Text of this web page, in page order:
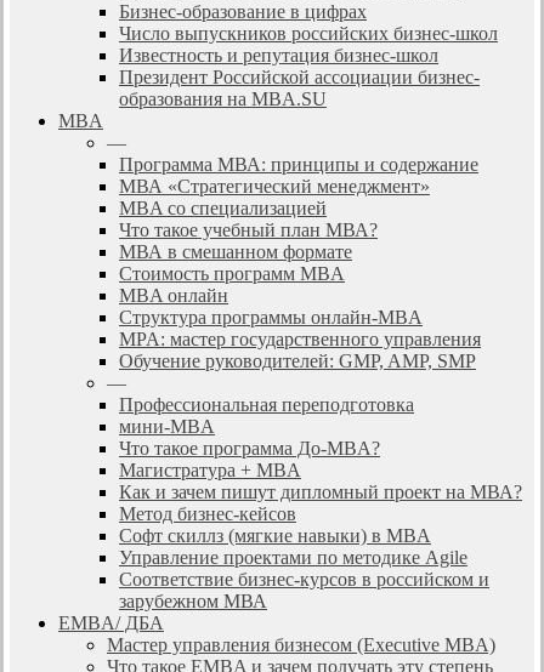
Бизнес-образование в цифрах
Число выпускников российских бизнес-школ
Известность и репутация бизнес-школ
Президент Российской ассоциации бизнес-
образования на MBA.SU
MBA
—
Программа МВА: принципы и содержание
МВА «Cтратегический менеджмент»
MBA со специализацией
Что такое учебный план МВА?
МВА в смешанном формате
Стоимость программ MBA
MBA онлайн
Cтруктура программы онлайн-MBA
MPA: мастер государственного управления
Обучение руководителей: GMP, AMP, SMP
—
Профессиональная переподготовка
мини-MBA
Что такое программа До-MBA?
Магистратура + MBA
Как и зачем пишут дипломный проект на МВА?
Метод бизнес-кейсов
Софт скиллз (мягкие навыки) в MBA
Управление проектами по методике Agile
Соответствие бизнес-курсов в российском и
зарубежном МВА
EMBA/ ДБA
Мастер управления бизнесом (Executive MBA)
Что такое EMBA и зачем получать эту степень